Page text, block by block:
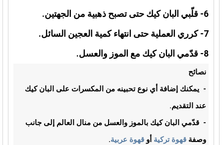
6- قلّبي البان كيك حتى تصبح ذهبية من الجهتين.
7- كرري العملية حتى انتهاء كمية العجين السائل.
8- قدّمي البان كيك مع الموز والعسل.
نصائح
- يمكنك إضافة أي نوع تحبينه من المكسرات على البان كيك
عند التقديم.
- قدّمي البان كيك بالموز والعسل من منال العالم إلى جانب
وصفة قهوة تركية أو قهوة عربية.